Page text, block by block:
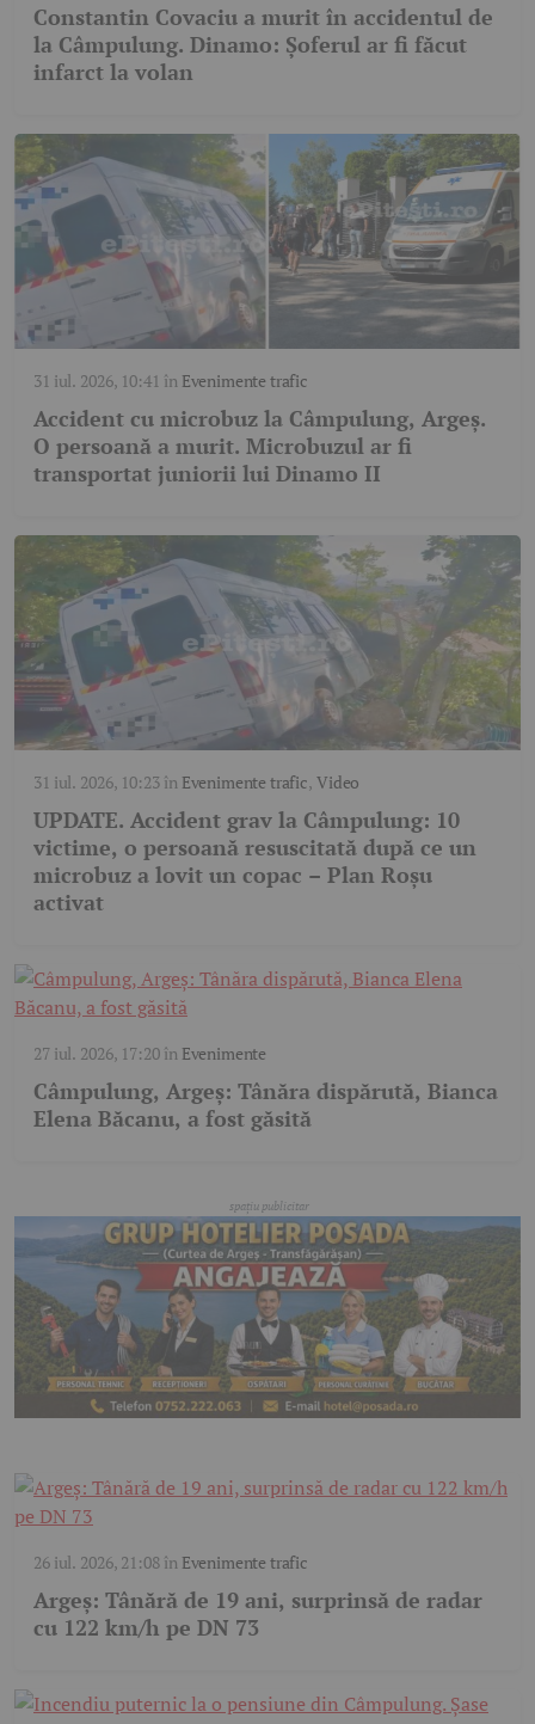
Constantin Covaciu a murit în accidentul de
la Câmpulung. Dinamo: Șoferul ar fi făcut
infarct la volan
31 iul. 2026, 10:41 în Evenimente trafic
Accident cu microbuz la Câmpulung, Argeș.
O persoană a murit. Microbuzul ar fi
transportat juniorii lui Dinamo II
31 iul. 2026, 10:23în Evenimente trafic, Video
UPDATE. Accident grav la Câmpulung: 10
victime, o persoană resuscitată după ce un
microbuz a lovit un copac – Plan Roșu
activat
27 iul. 2026, 17:20în Evenimente
Câmpulung, Argeș: Tânăra dispărută, Bianca
Elena Băcanu, a fost găsită
26 iul. 2026, 21:08în Evenimente trafic
Argeș: Tânără de 19 ani, surprinsă de radar
cu 122 km/h pe DN 73